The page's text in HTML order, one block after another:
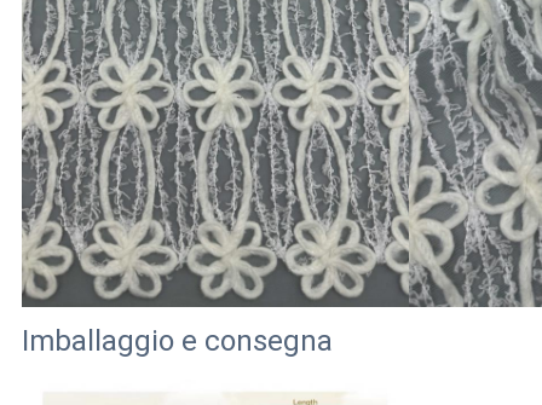
Imballaggio e consegna